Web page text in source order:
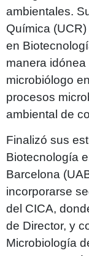
ambientales.
Química
en
manera
microbiólogo
procesos
ambiental de
Finalizó sus
Biotecnología
Barcelona
incorporarse
del CICA,
de Director, y
Microbiología